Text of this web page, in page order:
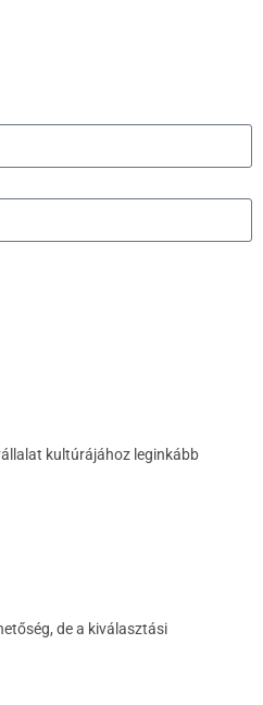
kultúrájához leginkább
de a kiválasztási